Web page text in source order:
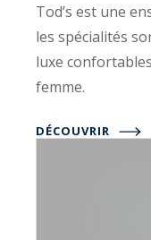
Tod’s est une
les spécialités
luxe
femme.
DÉCOUVRIR